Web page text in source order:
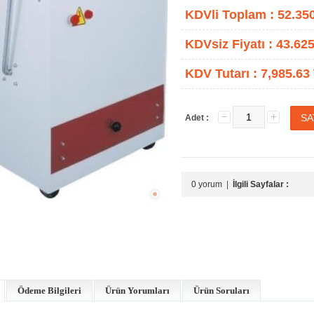
KDVli Toplam :
KDVsiz Fiyatı :
KDV Tutarı : 7,985.63
Adet :
0 yorum İlgili Sayfalar :
Ödeme Bilgileri Ürün Yorumları Ürün Soruları